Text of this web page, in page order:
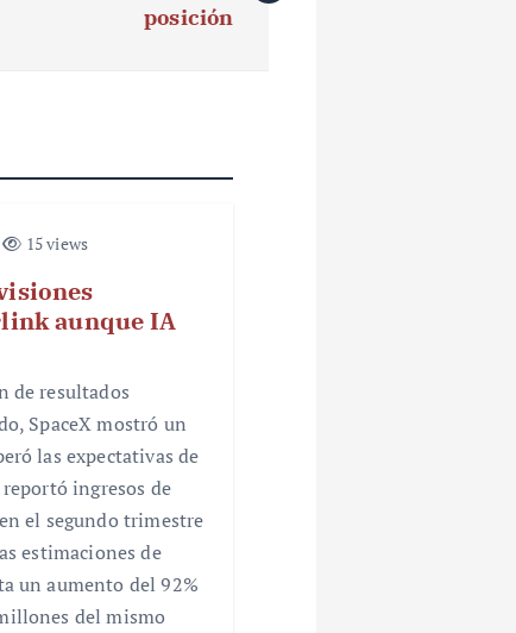
posición
15 views
aunque IA
de resultados
SpaceX mostró un
las expectativas de
ingresos de
el segundo trimestre
estimaciones de
un aumento del 92%
del mismo